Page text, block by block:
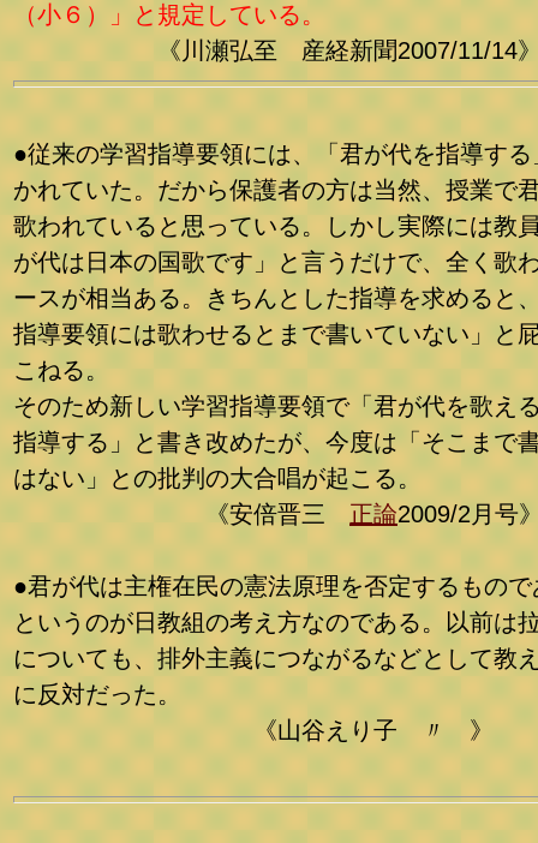
（小６）」と規定している。
《川瀬弘至 産経新聞2007/11/14
●従来の学習指導要領には、「君が代を指導する
かれていた。だから保護者の方は当然、授業で
歌われていると思っている。しかし実際には教
が代は日本の国歌です」と言うだけで、全く歌
ースが相当ある。きちんとした指導を求めると
指導要領には歌わせるとまで書いていない」と
こねる。
そのため新しい学習指導要領で「君が代を歌え
指導する」と書き改めたが、今度は「そこまで
はない」との批判の大合唱が起こる。
《安倍晋三 正論2009/2月号
●君が代は主権在民の憲法原理を否定するもので
というのが日教組の考え方なのである。以前は
についても、排外主義につながるなどとして教
に反対だった。
《山谷えり子 〃 》